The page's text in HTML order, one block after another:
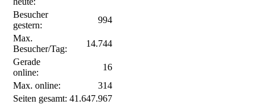
Besucher
gestern:
994
Max.
Besucher/Tag:
14.744
Gerade
online:
16
Max. online:
314
Seiten gesamt: 41.647.967